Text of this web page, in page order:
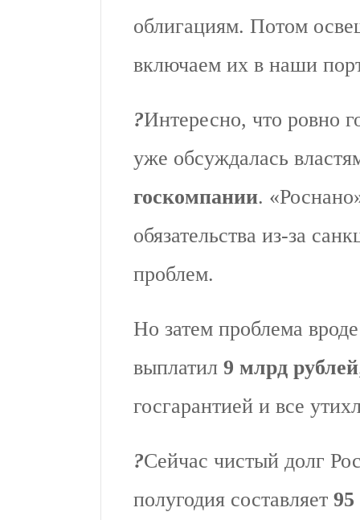
облигациям. Потом
включаем их в наши
?️Интересно, что ровно
уже обсуждалась
госкомпании.
обязательства из-за
проблем.
Но затем проблема
выплатил 9 млрд рублей
госгарантией и все
?️Сейчас чистый долг
полугодия составляет